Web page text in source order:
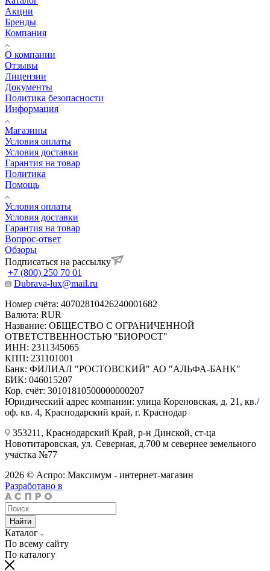
Акции
Бренды
Компания
О компании
Отзывы
Лицензии
Документы
Политика безопасности
Информация
Магазины
Условия оплаты
Условия доставки
Гарантия на товар
Политика
Помощь
Условия оплаты
Условия доставки
Гарантия на товар
Вопрос-ответ
Обзоры
Подписаться на рассылку
+7 (800) 250 70 01
Dubrava-lux@mail.ru
Номер счёта: 40702810426240001682
Валюта: RUR
Название: ОБЩЕСТВО С ОГРАНИЧЕННОЙ
ОТВЕТСТВЕННОСТЬЮ "БИОРОСТ"
ИНН: 2311345065
КПП: 231101001
Банк: ФИЛИАЛ "РОСТОВСКИЙ" АО "АЛЬФА-БАНК"
БИК: 046015207
Кор. счёт: 30101810500000000207
Юридический адрес компании: улица Кореновская, д. 21, кв./
оф. кв. 4, Краснодарский край, г. Краснодар
353211, Краснодарский Край, р-н Динской, ст-ца
Новотитаровская, ул. Северная, д.700 м севернее земельного
участка №77
2026 © Аспро: Максимум - интернет-магазин
Разработано в
Найти
Каталог
По всему сайту
По каталогу